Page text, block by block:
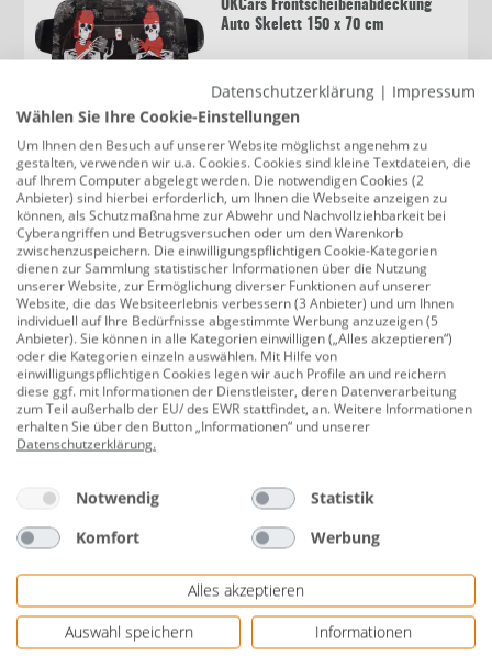
OKCars Frontscheibenabdeckung
Auto Skelett 150 x 70 cm
7,99 €
TrendLine Teleskop Eiskratzer mit
Besen 91 - 148 cm
16,39 €
APA Powerpack 7000 mAh mit
Kompressor
76,99 €
EUFAB Autobatterie-Ladegerät 6 V
Datenschutzerklärung | Impressum
Wählen Sie Ihre Cookie-Einstellungen
Um Ihnen den Besuch auf unserer Website möglichst angenehm zu
gestalten, verwenden wir u.a. Cookies. Cookies sind kleine Textdateien, die
auf Ihrem Computer abgelegt werden. Die notwendigen Cookies (2
Anbieter) sind hierbei erforderlich, um Ihnen die Webseite anzeigen zu
können, als Schutzmaßnahme zur Abwehr und Nachvollziehbarkeit bei
Cyberangriffen und Betrugsversuchen oder um den Warenkorb
zwischenzuspeichern. Die einwilligungspflichtigen Cookie-Kategorien
dienen zur Sammlung statistischer Informationen über die Nutzung
unserer Website, zur Ermöglichung diverser Funktionen auf unserer
Website, die das Websiteerlebnis verbessern (3 Anbieter) und um Ihnen
individuell auf Ihre Bedürfnisse abgestimmte Werbung anzuzeigen (5
Anbieter). Sie können in alle Kategorien einwilligen („Alles akzeptieren“)
oder die Kategorien einzeln auswählen. Mit Hilfe von
einwilligungspflichtigen Cookies legen wir auch Profile an und reichern
diese ggf. mit Informationen der Dienstleister, deren Datenverarbeitung
zum Teil außerhalb der EU/ des EWR stattfindet, an. Weitere Informationen
erhalten Sie über den Button „Informationen“ und unserer
Datenschutzerklärung.
Notwendig
Statistik
Komfort
Werbung
Alles akzeptieren
Auswahl speichern
Informationen